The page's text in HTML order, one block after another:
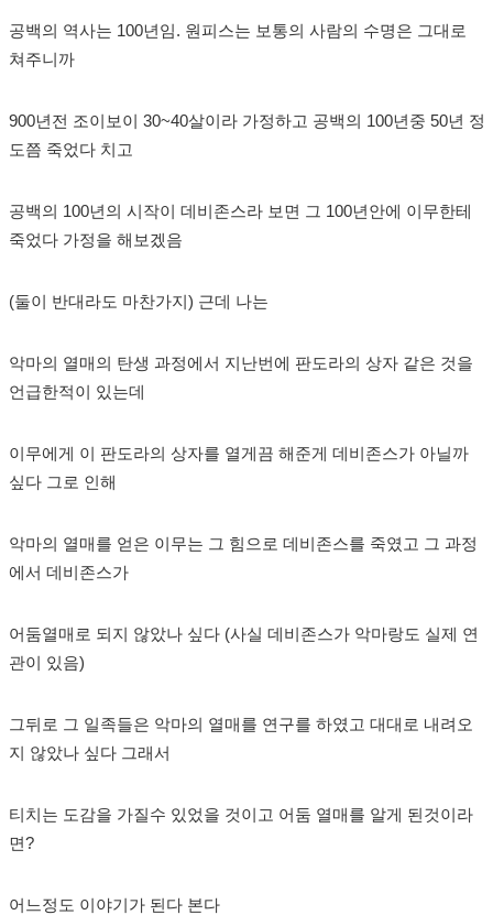
공백의 역사는 100년임. 원피스는 보통의 사람의 수명은 그대로
쳐주니까
900년전 조이보이 30~40살이라 가정하고 공백의 100년중 50년 정
도쯤 죽었다 치고
공백의 100년의 시작이 데비존스라 보면 그 100년안에 이무한테
죽었다 가정을 해보겠음
(둘이 반대라도 마찬가지) 근데 나는
악마의 열매의 탄생 과정에서 지난번에 판도라의 상자 같은 것을
언급한적이 있는데
이무에게 이 판도라의 상자를 열게끔 해준게 데비존스가 아닐까
싶다 그로 인해
악마의 열매를 얻은 이무는 그 힘으로 데비존스를 죽였고 그 과정
에서 데비존스가
어둠열매로 되지 않았나 싶다 (사실 데비존스가 악마랑도 실제 연
관이 있음)
그뒤로 그 일족들은 악마의 열매를 연구를 하였고 대대로 내려오
지 않았나 싶다 그래서
티치는 도감을 가질수 있었을 것이고 어둠 열매를 알게 된것이라
면?
어느정도 이야기가 된다 본다